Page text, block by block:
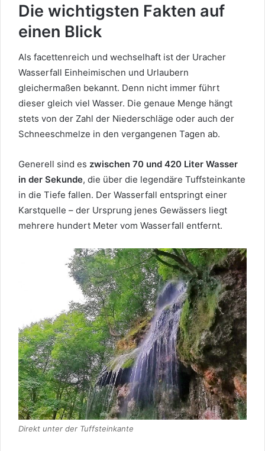
Die wichtigsten Fakten auf
einen Blick
Als facettenreich und wechselhaft ist der Uracher
Wasserfall Einheimischen und Urlaubern
gleichermaßen bekannt. Denn nicht immer führt
dieser gleich viel Wasser. Die genaue Menge hängt
stets von der Zahl der Niederschläge oder auch der
Schneeschmelze in den vergangenen Tagen ab.
Generell sind es zwischen 70 und 420 Liter Wasser
in der Sekunde, die über die legendäre Tuffsteinkante
in die Tiefe fallen. Der Wasserfall entspringt einer
Karstquelle – der Ursprung jenes Gewässers liegt
mehrere hundert Meter vom Wasserfall entfernt.
Direkt unter der Tuffsteinkante